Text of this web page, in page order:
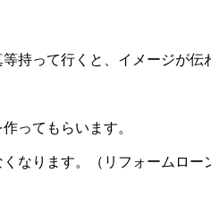
持って行くと、イメージが伝
ってもらいます。
なります。（リフォームロー